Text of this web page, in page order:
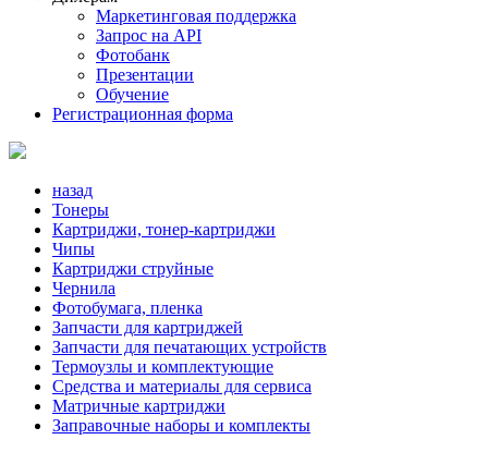
Маркетинговая поддержка
Запрос на API
Фотобанк
Презентации
Обучение
Регистрационная форма
назад
Тонеры
Картриджи, тонер-картриджи
Чипы
Картриджи струйные
Чернила
Фотобумага, пленка
Запчасти для картриджей
Запчасти для печатающих устройств
Термоузлы и комплектующие
Средства и материалы для сервиса
Матричные картриджи
Заправочные наборы и комплекты